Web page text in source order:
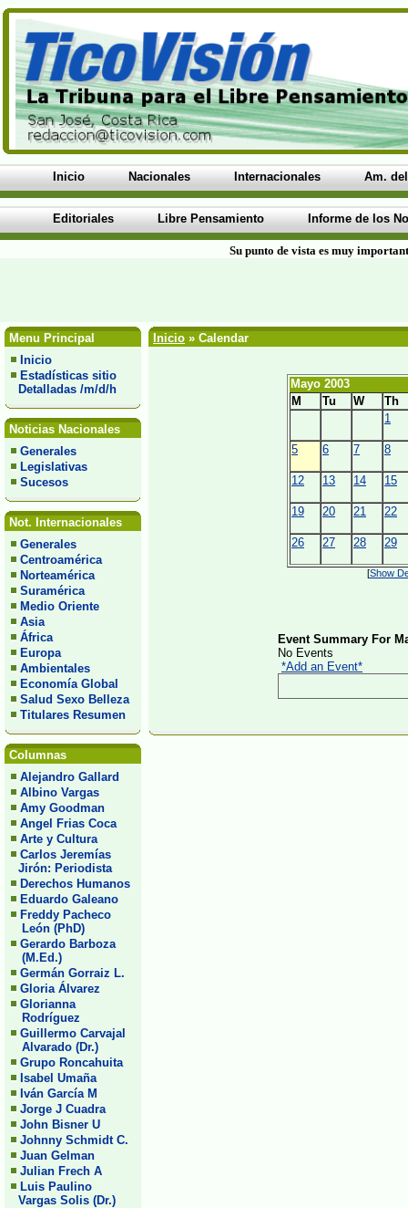
Inicio Nacionales Internacionales Am.
Editoriales Libre Pensamiento Informe de los
Su punto de vista es muy
Menu Principal
Inicio
Estadísticas sitio
Detalladas /m/d/h
Noticias Nacionales
Generales
Legislativas
Sucesos
Not. Internacionales
Generales
Centroamérica
Norteamérica
Suramérica
Medio Oriente
Asia
África
Europa
Ambientales
Economía Global
Salud Sexo Belleza
Titulares Resumen
Columnas
Alejandro Gallard
Albino Vargas
Amy Goodman
Angel Frias Coca
Arte y Cultura
Carlos Jeremías
Jirón: Periodista
Derechos Humanos
Eduardo Galeano
Freddy Pacheco
León (PhD)
Gerardo Barboza
(M.Ed.)
Germán Gorraiz L.
Gloria Álvarez
Glorianna
Rodríguez
Guillermo Carvajal
Alvarado (Dr.)
Grupo Roncahuita
Isabel Umaña
Iván García M
Jorge J Cuadra
John Bisner U
Johnny Schmidt C.
Juan Gelman
Julian Frech A
Luis Paulino
Vargas Solis (Dr.)
Inicio » Calendar
Mayo 2003
M
Tu W
Th
1
5 6 7 8
12 13 14 15
19 20 21 22
26 27 28 29
[Show
Event Summary For
No Events
*Add an Event*